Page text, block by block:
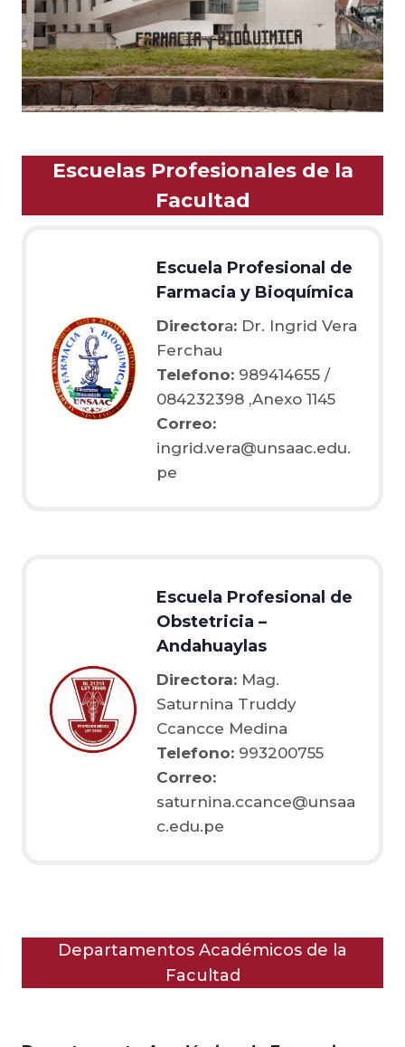
Escuelas Profesionales de la
Facultad
Escuela Profesional de
Farmacia y Bioquímica
Directora: Dr. Ingrid Vera
Ferchau
Telefono: 989414655 /
084232398 ,Anexo 1145
Correo:
ingrid.vera@unsaac.edu.
pe
Escuela Profesional de
Obstetricia –
Andahuaylas
Directora: Mag.
Saturnina Truddy
Ccancce Medina
Telefono: 993200755
Correo:
saturnina.ccance@unsaa
c.edu.pe
Departamentos Académicos de la
Facultad